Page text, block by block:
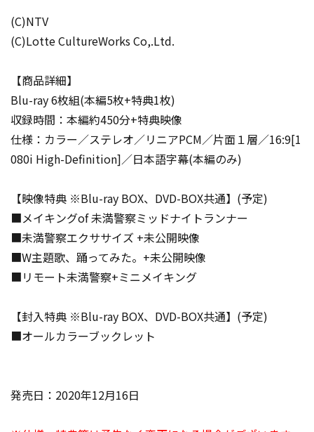
(C)NTV
(C)Lotte CultureWorks Co,.Ltd.
【商品詳細】
Blu-ray 6枚組(本編5枚+特典1枚)
収録時間：本編約450分+特典映像
仕様：カラー／ステレオ／リニアPCM／片面１層／16:9[1
080i High-Definition]／日本語字幕(本編のみ)
【映像特典 ※Blu-ray BOX、DVD-BOX共通】(予定)
■メイキングof 未満警察ミッドナイトランナー
■未満警察エクササイズ +未公開映像
■W主題歌、踊ってみた。+未公開映像
■リモート未満警察+ミニメイキング
【封入特典 ※Blu-ray BOX、DVD-BOX共通】(予定)
■オールカラーブックレット
発売日：2020年12月16日